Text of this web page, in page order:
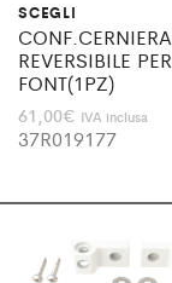
SCEGLI
CONF.CERNIERA
REVERSIBILE PER
FONT(1PZ)
61,00€ IVA inclusa
37R019177